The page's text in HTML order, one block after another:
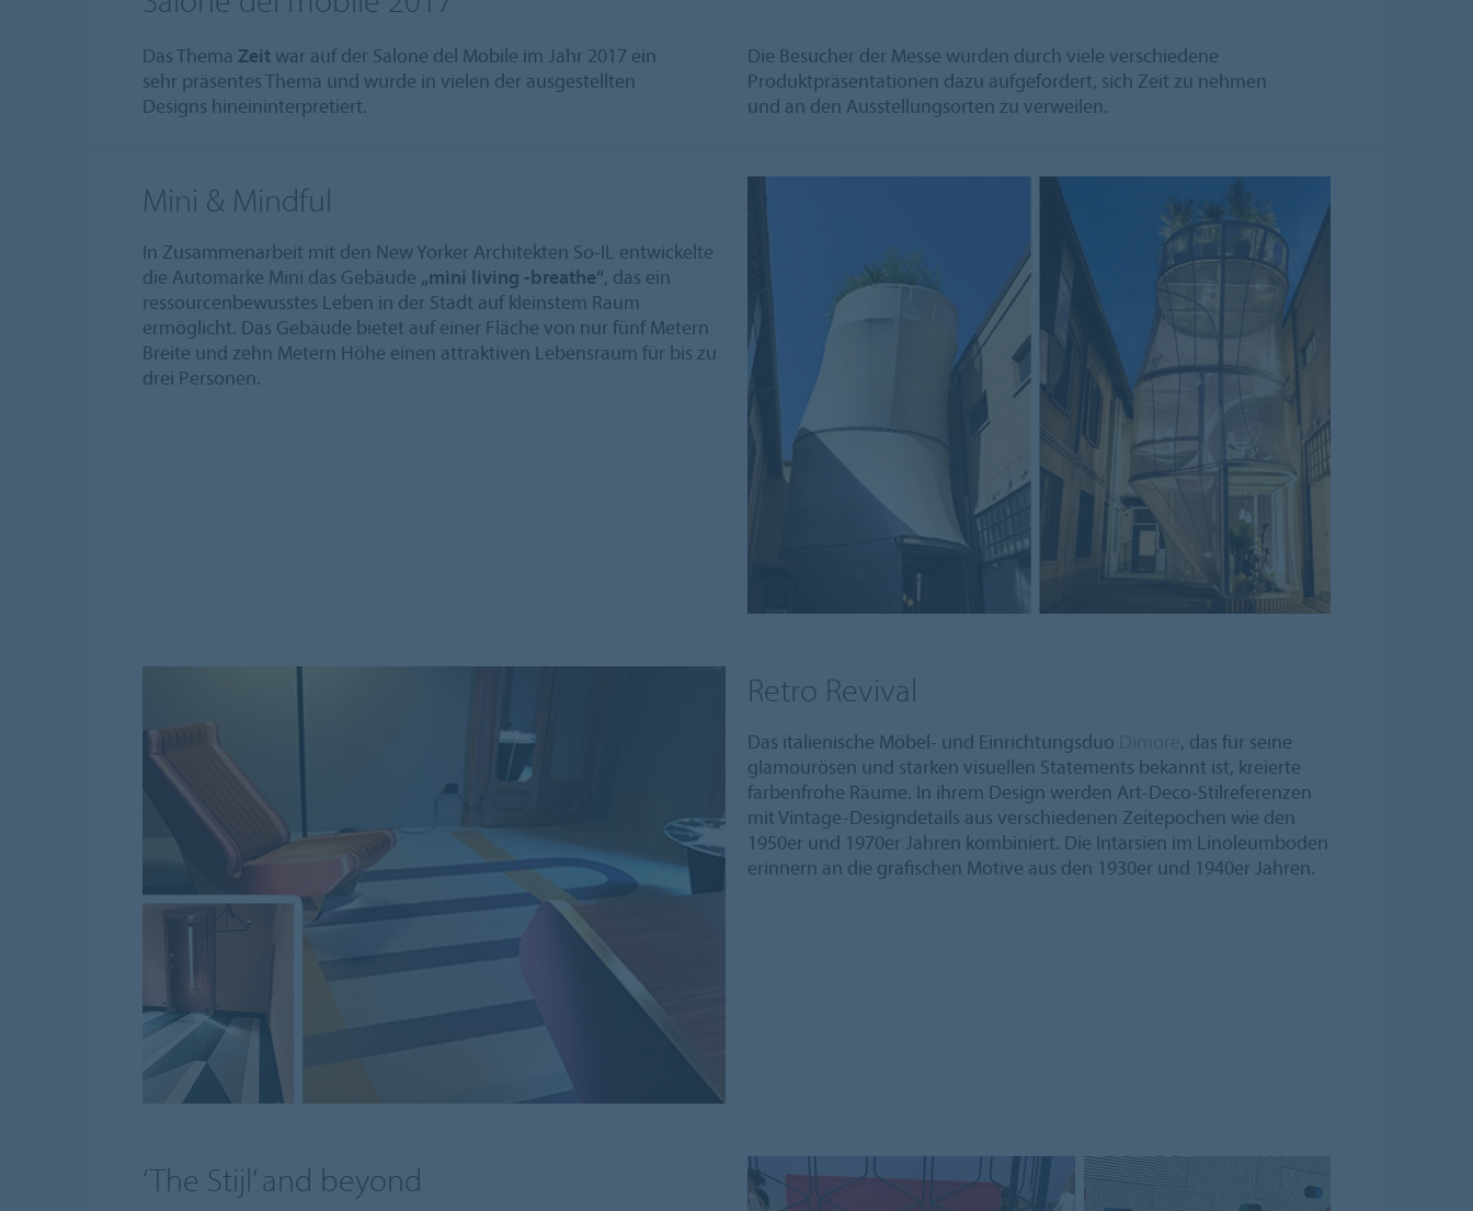
Das Thema Zeit war auf der Salone del Mobile im Jahr 2017 ein
sehr präsentes Thema und wurde in vielen der ausgestellten
Designs hineininterpretiert.
Die Besucher der Messe wurden durch viele verschiedene
Produktpräsentationen dazu aufgefordert, sich Zeit zu nehmen
und an den Ausstellungsorten zu verweilen.
Mini & Mindful
In Zusammenarbeit mit den New Yorker Architekten So-IL entwickelte
die Automarke Mini das Gebäude „mini living -breathe“, das ein
ressourcenbewusstes Leben in der Stadt auf kleinstem Raum
ermöglicht. Das Gebäude bietet auf einer Fläche von nur fünf Metern
Breite und zehn Metern Höhe einen attraktiven Lebensraum für bis zu
drei Personen.
Retro Revival
Das italienische Möbel- und Einrichtungsduo
, das für seine
glamourösen und starken visuellen Statements bekannt ist, kreierte
farbenfrohe Räume. In ihrem Design werden Art-Deco-Stilreferenzen
mit Vintage-Designdetails aus verschiedenen Zeitepochen wie den
1950er und 1970er Jahren kombiniert. Die Intarsien im Linoleumboden
erinnern an die grafischen Motive aus den 1930er und 1940er Jahren.
‘The Stijl’ and beyond